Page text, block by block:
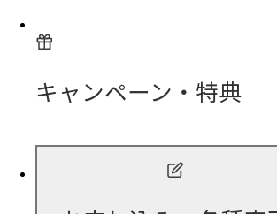
キャンペーン・特典